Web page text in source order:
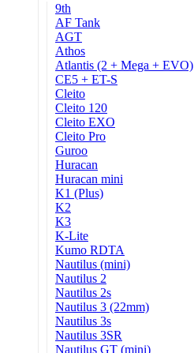
9th
AF Tank
AGT
Athos
Atlantis (2 + Mega + EVO)
CE5 + ET-S
Cleito
Cleito 120
Cleito EXO
Cleito Pro
Guroo
Huracan
Huracan mini
K1 (Plus)
K2
K3
K-Lite
Kumo RDTA
Nautilus (mini)
Nautilus 2
Nautilus 2s
Nautilus 3 (22mm)
Nautilus 3s
Nautilus 3SR
Nautilus GT (mini)